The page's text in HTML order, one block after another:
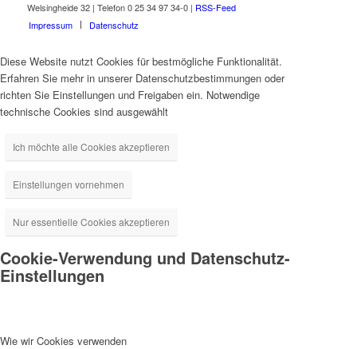
Welsingheide 32 | Telefon 0 25 34 97 34-0 | RSS-Feed
Impressum
Datenschutz
Diese Website nutzt Cookies für bestmögliche Funktionalität.
Erfahren Sie mehr in unserer Datenschutzbestimmungen oder
richten Sie Einstellungen und Freigaben ein. Notwendige
technische Cookies sind ausgewählt
Ich möchte alle Cookies akzeptieren
Einstellungen vornehmen
Nur essentielle Cookies akzeptieren
Cookie-Verwendung und Datenschutz-
Einstellungen
Wie wir Cookies verwenden